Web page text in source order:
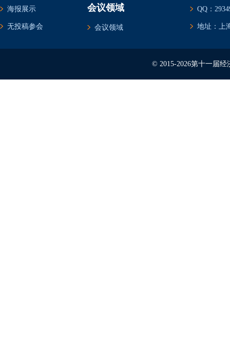
海报展示
无投稿参会
会议领域
会议领域
QQ：
地址：上
© 2015-2026第十一届